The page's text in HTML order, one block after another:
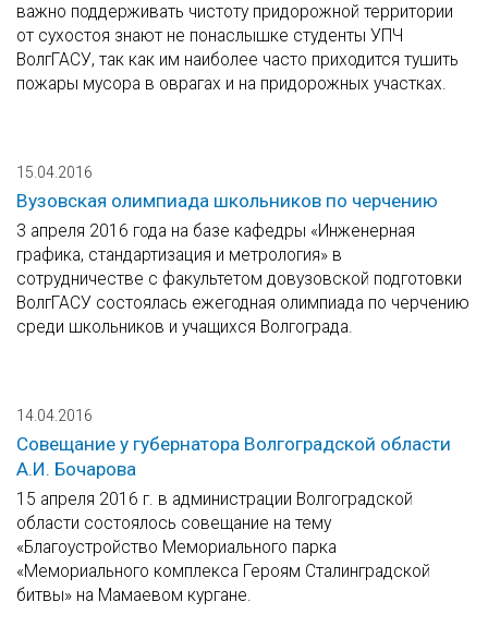
важно поддерживать чистоту придорожной территории
от сухостоя знают не понаслышке студенты УПЧ
ВолгГАСУ, так как им наиболее часто приходится тушить
пожары мусора в оврагах и на придорожных участках.
15.04.2016
Вузовская олимпиада школьников по черчению
3 апреля 2016 года на базе кафедры «Инженерная
графика, стандартизация и метрология» в
сотрудничестве с факультетом довузовской подготовки
ВолгГАСУ состоялась ежегодная олимпиада по черчению
среди школьников и учащихся Волгограда.
14.04.2016
Совещание у губернатора Волгоградской области
А.И. Бочарова
15 апреля 2016 г. в администрации Волгоградской
области состоялось совещание на тему
«Благоустройство Мемориального парка
«Мемориального комплекса Героям Сталинградской
битвы» на Мамаевом кургане.